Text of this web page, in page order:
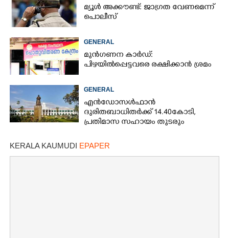
മ്യൂൾ അക്കൗണ്ട്: ജാഗ്രത വേണമെന്ന്
പൊലീസ്
GENERAL
മുൻഗണന കാർഡ്:
പിഴയിൽപ്പെട്ടവരെ രക്ഷിക്കാൻ ശ്രമം
GENERAL
എൻഡോസൾഫാൻ
ദുരിതബാധിതർക്ക് 14.40കോടി,
പ്രതിമാസ സഹായം തുടരും
KERALA KAUMUDI EPAPER